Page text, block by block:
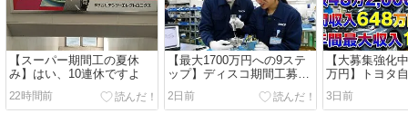
【スーパー期間工の夏休
み】はい、10連休ですよ
22時間前
【最大1700万円への9ステ
ップ】ディスコ期間工募集
2日前
【大募集強化
万円】トヨタ
遣大募集中！
3日前